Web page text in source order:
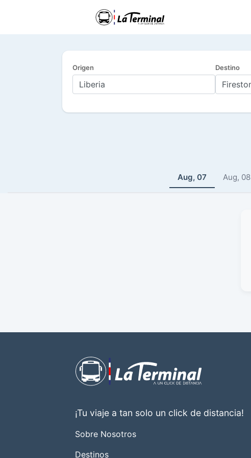
Origen Destino
Aug, 07 Aug, 08
¡Tu viaje a tan solo un click de distancia!
Sobre Nosotros
Destinos